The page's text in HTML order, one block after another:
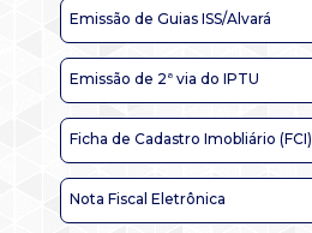
Emissão de Guias ISS/Alvará
Emissão de 2ª via do IPTU
Ficha de Cadastro Imobliário (FCI)
Nota Fiscal Eletrônica